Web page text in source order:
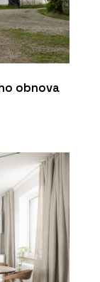
obnova